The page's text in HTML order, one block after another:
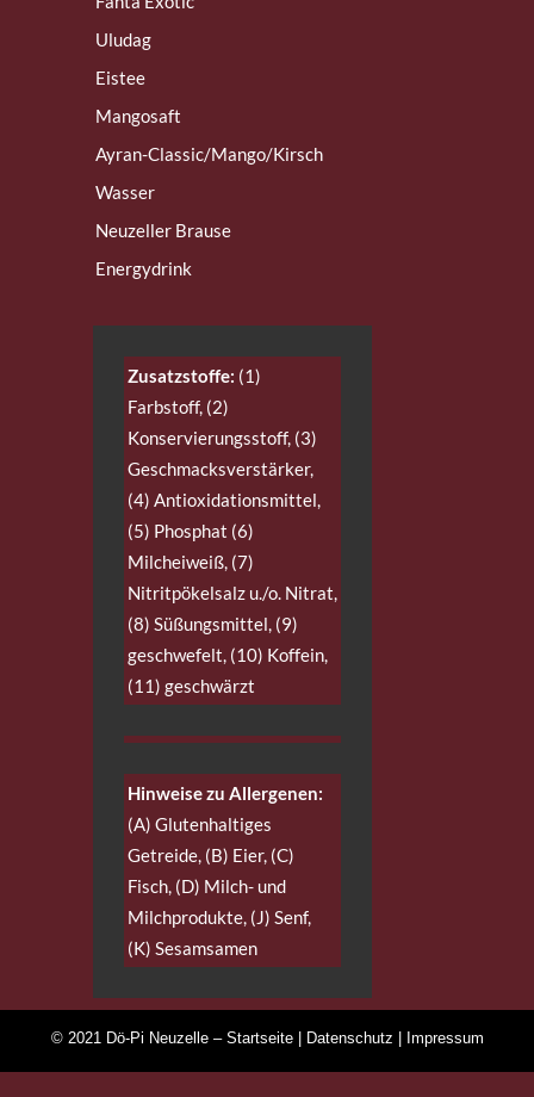
Uludag
Eistee
Mangosaft
Ayran-Classic/Mango/Kirsch
Wasser
Neuzeller Brause
Energydrink
Zusatzstoffe: (1)
Farbstoff, (2)
Konservierungsstoff, (3)
Geschmacksverstärker,
(4) Antioxidationsmittel,
(5) Phosphat (6)
Milcheiweiß, (7)
Nitritpökelsalz u./o. Nitrat,
(8) Süßungsmittel, (9)
geschwefelt, (10) Koffein,
(11) geschwärzt
Hinweise zu Allergenen:
(A) Glutenhaltiges
Getreide, (B) Eier, (C)
Fisch, (D) Milch- und
Milchprodukte, (J) Senf,
(K) Sesamsamen
© 2021 Dö-Pi Neuzelle – Startseite| Datenschutz Impressum